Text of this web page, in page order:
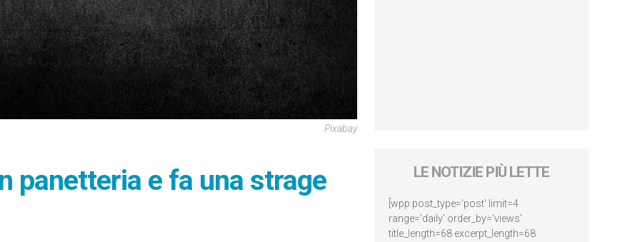
Pixabay
panetteria e fa una strage LE NOTIZIE PIÙ LETTE
[wpp post_type='post' limit=4
range='daily' order_by='views'
title_length=68 excerpt_length=68